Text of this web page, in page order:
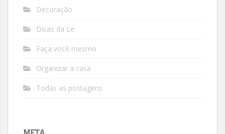
Decoração
Dicas da Le
Faça você mesmo
Organizar a casa
Todas as postagens